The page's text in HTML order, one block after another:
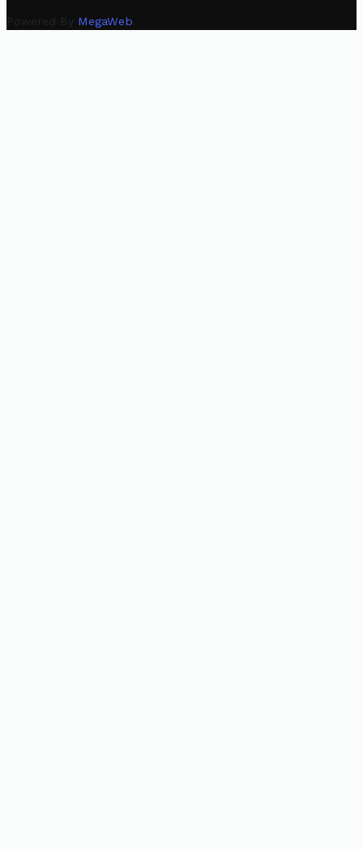
Powered By MegaWeb